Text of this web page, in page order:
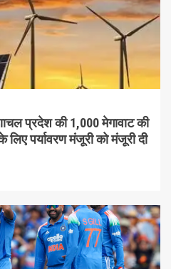
प्रदेश की 1,000 मेगावाट की
लिए पर्यावरण मंजूरी को मंजूरी दी